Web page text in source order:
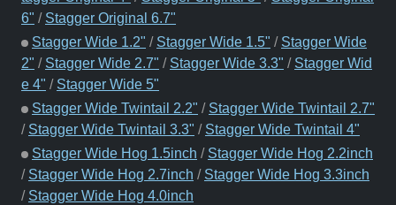
6" / Stagger Original 6.7"
Stagger Wide 1.2" / Stagger Wide 1.5" / Stagger Wide
2" / Stagger Wide 2.7" / Stagger Wide 3.3" / Stagger Wid
e 4" / Stagger Wide 5"
Stagger Wide Twintail 2.2" / Stagger Wide Twintail 2.7"
/ Stagger Wide Twintail 3.3" / Stagger Wide Twintail 4"
Stagger Wide Hog 1.5inch / Stagger Wide Hog 2.2inch
/ Stagger Wide Hog 2.7inch / Stagger Wide Hog 3.3inch
/ Stagger Wide Hog 4.0inch